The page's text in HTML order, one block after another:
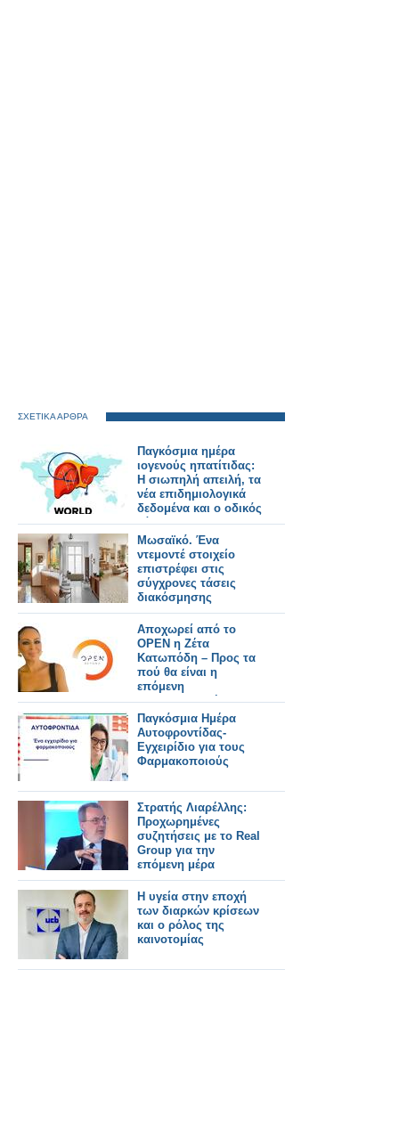
ΣΧΕΤΙΚΑ ΑΡΘΡΑ
Παγκόσμια ημέρα
ιογενούς ηπατίτιδας:
Η σιωπηλή απειλή, τα
νέα επιδημιολογικά
δεδομένα και ο οδικός
χάρτης για την
εξάλειψη της νόσου
Μωσαϊκό. Ένα
ντεμοντέ στοιχείο
επιστρέφει στις
σύγχρονες τάσεις
διακόσμησης
Αποχωρεί από το
OPEN η Ζέτα
Κατωπόδη – Προς τα
πού θα είναι η
επόμενη
επαγγελματική της
στέγη; - Όλο το
ρεπορτάζ
Παγκόσμια Ημέρα
Αυτοφροντίδας-
Εγχειρίδιο για τους
Φαρμακοποιούς
Στρατής Λιαρέλλης:
Προχωρημένες
συζητήσεις με το Real
Group για την
επόμενη μέρα
Η υγεία στην εποχή
των διαρκών κρίσεων
και ο ρόλος της
καινοτομίας